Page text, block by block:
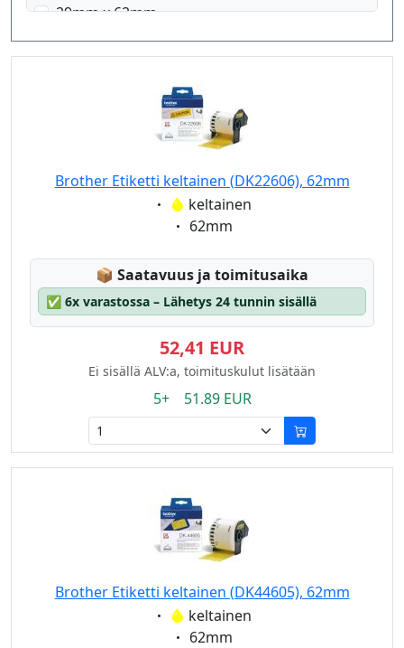
29mm x 62mm
29mm x 90mm
38mm x 90mm
62mm x 100mm
Brother Etiketti keltainen (DK22606), 62mm
Eigenschaft:
keltainen
Eigenschaft:
62mm
📦 Lagerstatus:
Saatavuus ja toimitusaika
✅ 6x varastossa – Lähetys 24 tunnin sisällä
52,41 EUR
Ei sisällä ALV:a, toimituskulut lisätään
5+ 51.89 EUR
Brother Etiketti keltainen (DK44605), 62mm
Eigenschaft:
keltainen
Eigenschaft:
62mm